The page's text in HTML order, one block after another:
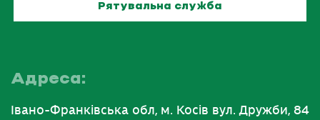
Рятувальна служба
Адреса:
Івано-Франківська обл, м. Косів вул. Дружби, 84